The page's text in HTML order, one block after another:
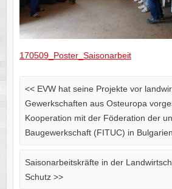
170509_Poster_Saisonarbeit
<<EVW hat seine Projekte vor
Gewerkschaften aus Osteuropa
Kooperation mit der Föderation der
Baugewerkschaft (FITUC) in
Saisonarbeitskräfte in der
Schutz >>